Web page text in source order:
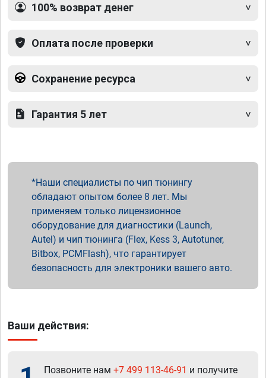
100% возврат денег
Оплата после проверки
Сохранение ресурса
Гарантия 5 лет
Наши специалисты по чип тюнингу
обладают опытом более 8 лет. Мы
применяем только лицензионное
оборудование для диагностики (Launch,
Autel) и чип тюнинга (Flex, Kess 3, Autotuner,
Bitbox, PCMFlash), что гарантирует
безопасность для электроники вашего авто.
Ваши действия:
Позвоните нам +7 499 113-46-91 и получите